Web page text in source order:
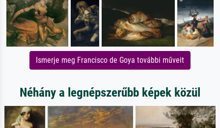
Ismerje meg Francisco de Goya további műveit
Néhány a legnépszerűbb képek közül